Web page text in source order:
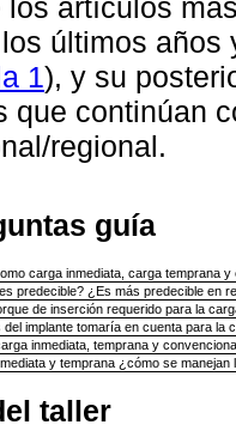
los artículos
últimos años
1), y su
que continúan
regional.
guía
carga inmediata, carga temprana y
predecible? ¿Es más predecible en
de inserción requerido para la
implante tomaría en cuenta para la
inmediata, temprana y
y temprana ¿cómo se manejan
taller